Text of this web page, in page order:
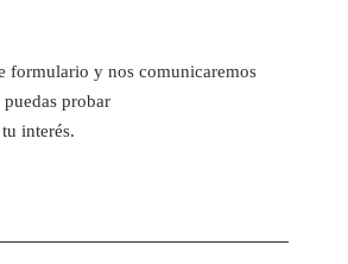
formulario y nos comunicaremos
probar
interés.